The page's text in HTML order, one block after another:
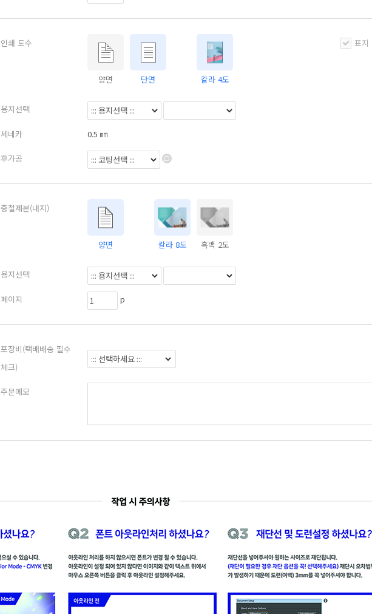
표지
인쇄 도수
양면 단면 칼라 4도
용지선택
세네카 0.5 ㎜
후가공
중철제본(내지)
양면 칼라 8도 흑백 2도
용지선택
페이지 p
포장비(택배배송 필수
체크)
주문메모